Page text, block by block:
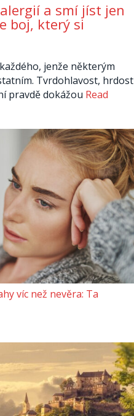
a smí jíst jen
boj, který si
jenže některým
Tvrdohlavost, hrdost
pravdě dokážou Read
víc než nevěra: Ta